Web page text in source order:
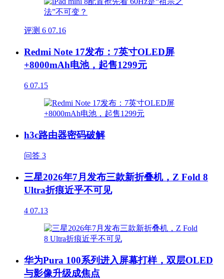
评测 6 07.16
Redmi Note 17发布：7英寸OLED屏
+8000mAh电池，起售1299元
6 07.15
h3c路由器密码破解
问答 3
三星2026年7月发布三款新折叠机，Z Fold 8
Ultra折痕近乎不可见
4 07.13
华为Pura 100系列进入屏幕打样，双层OLED
与影像升级成焦点